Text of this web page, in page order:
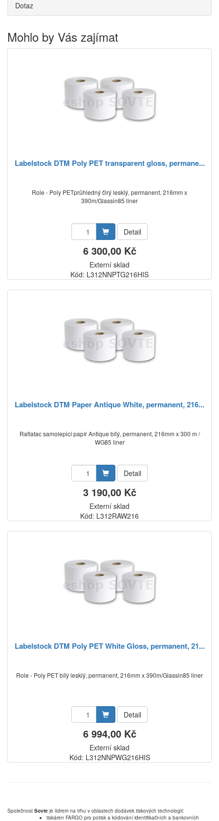
Dotaz
Mohlo by Vás zajímat
Labelstock DTM Poly PET transparent gloss, permane...
Role - Poly PETprůhledný čirý lesklý, permanent, 216mm x
390m/Glassin85 liner
Detail
6 300,00 Kč
Externí sklad
Kód: L312NNPTG216HIS
Labelstock DTM Paper Antique White, permanent, 216...
Raflatac samolepicí papír Antique bílý, permanent, 216mm x 300 m /
WG85 liner
Detail
3 190,00 Kč
Externí sklad
Kód: L312RAW216
Labelstock DTM Poly PET White Gloss, permanent, 21...
Role - Poly PET bílý lesklý, permanent, 216mm x 390m/Glassin85 liner
Detail
6 994,00 Kč
Externí sklad
Kód: L312NNPWG216HIS
Společnost Sovte je lídrem na trhu v oblastech dodávek tiskových technologií:
tiskáren FARGO pro potisk a kódování identifikačních a bankovních